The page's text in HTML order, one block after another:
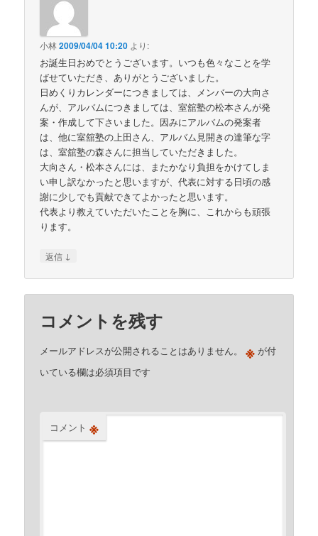
小林2009/04/04 10:20 より:
お誕生日おめでとうございます。いつも色々なことを学
ばせていただき、ありがとうございました。
日めくりカレンダーにつきましては、メンバーの大向さ
んが、アルバムにつきましては、室舘塾の松本さんが発
案・作成して下さいました。因みにアルバムの発案者
は、他に室舘塾の上田さん、アルバム見開きの達筆な字
は、室舘塾の森さんに担当していただきました。
大向さん・松本さんには、またかなり負担をかけてしま
い申し訳なかったと思いますが、代表に対する日頃の感
謝に少しでも貢献できてよかったと思います。
代表より教えていただいたことを胸に、これからも頑張
ります。
返信 ↓
コメントを残す
メールアドレスが公開されることはありません。 ※ が付
いている欄は必須項目です
コメント ※